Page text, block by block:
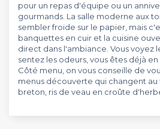
pour un repas d'équipe ou un
gourmands. La salle moderne aux
sembler froide sur le papier, mais
banquettes en cuir et la cuisine
direct dans l'ambiance. Vous voyez
sentez les odeurs, vous êtes déjà en
Côté menu, on vous conseille de
menus découverte qui changent au
breton, ris de veau en croûte